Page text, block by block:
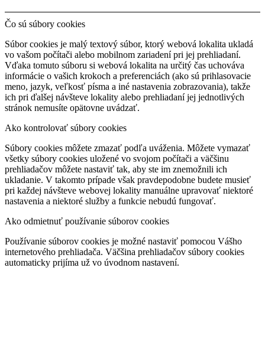
Čo sú súbory cookies
Súbor cookies je malý textový súbor, ktorý webová lokalita ukladá
vo vašom počítači alebo mobilnom zariadení pri jej prehliadaní.
Vďaka tomuto súboru si webová lokalita na určitý čas uchováva
informácie o vašich krokoch a preferenciách (ako sú prihlasovacie
meno, jazyk, veľkosť písma a iné nastavenia zobrazovania), takže
ich pri ďalšej návšteve lokality alebo prehliadaní jej jednotlivých
stránok nemusíte opätovne uvádzať.
Ako kontrolovať súbory cookies
Súbory cookies môžete zmazať podľa uváženia. Môžete vymazať
všetky súbory cookies uložené vo svojom počítači a väčšinu
prehliadačov môžete nastaviť tak, aby ste im znemožnili ich
ukladanie. V takomto prípade však pravdepodobne budete musieť
pri každej návšteve webovej lokality manuálne upravovať niektoré
nastavenia a niektoré služby a funkcie nebudú fungovať.
Ako odmietnuť používanie súborov cookies
Používanie súborov cookies je možné nastaviť pomocou Vášho
internetového prehliadača. Väčšina prehliadačov súbory cookies
automaticky prijíma už vo úvodnom nastavení.